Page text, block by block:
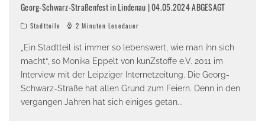
Georg-Schwarz-Straßenfest in Lindenau | 04.05.2024 ABGESAGT
Stadtteile 2 Minuten Lesedauer
„Ein Stadtteil ist immer so lebenswert, wie man ihn sich
macht“, so Monika Eppelt von kunZstoffe e.V. 2011 im
Interview mit der Leipziger Internetzeitung. Die Georg-
Schwarz-Straße hat allen Grund zum Feiern. Denn in den
vergangen Jahren hat sich einiges getan...